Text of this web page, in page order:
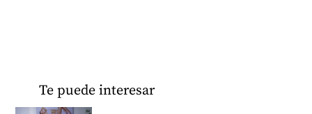
Te puede interesar